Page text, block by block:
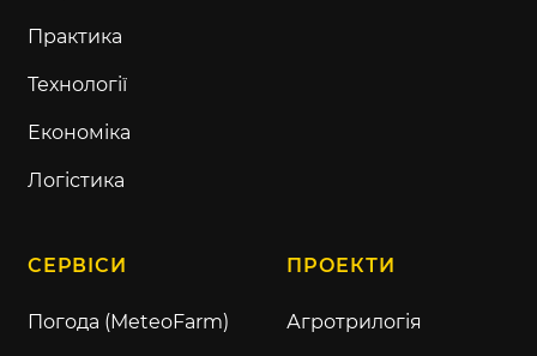
Практика
Технології
Економіка
Логістика
СЕРВІСИ
Погода (MeteoFarm)
ПРОЕКТИ
Агротрилогія